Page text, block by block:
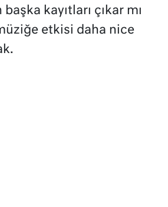
kayıtları çıkar mı
etkisi daha nice